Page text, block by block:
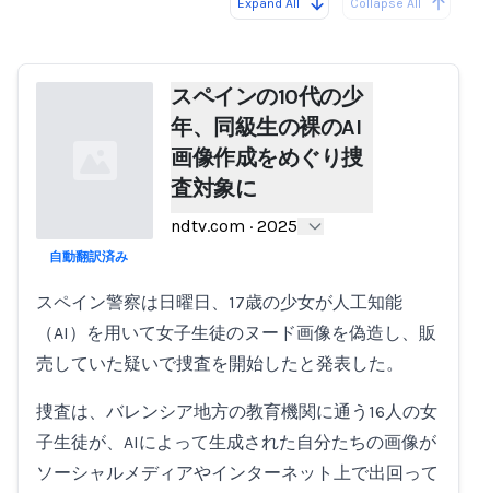
Expand All Collapse All
スペインの10代の少
年、同級生の裸のAI
画像作成をめぐり捜
査対象に
ndtv.com · 2025
自動翻訳済み
スペイン警察は日曜日、17歳の少女が人工知能
（AI）を用いて女子生徒のヌード画像を偽造し、販
売していた疑いで捜査を開始したと発表した。
捜査は、バレンシア地方の教育機関に通う16人の女
子生徒が、AIによって生成された自分たちの画像が
ソーシャルメディアやインターネット上で出回って